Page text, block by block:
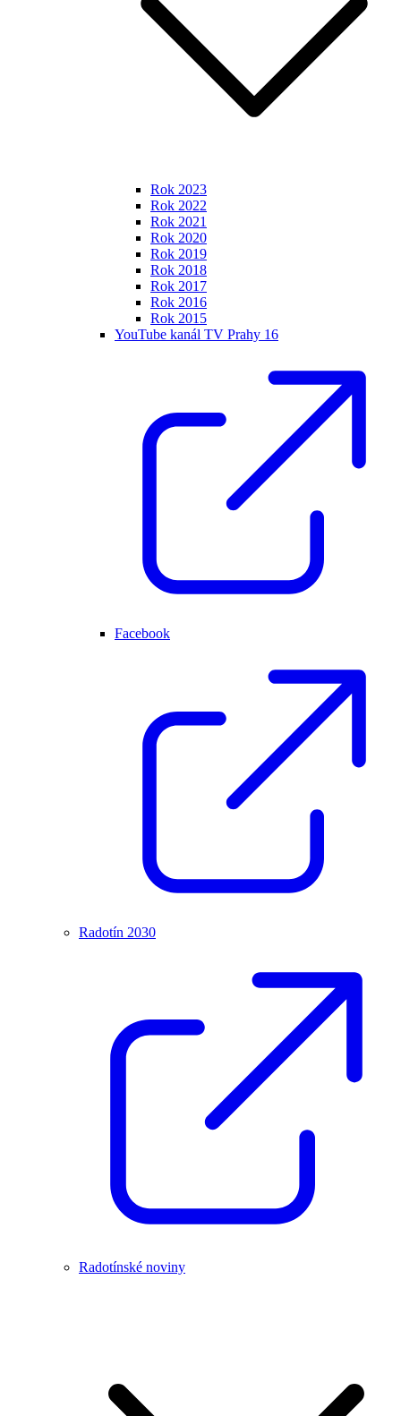
Rok 2023
Rok 2022
Rok 2021
Rok 2020
Rok 2019
Rok 2018
Rok 2017
Rok 2016
Rok 2015
YouTube kanál TV Prahy 16
Facebook
Radotín 2030
Radotínské noviny